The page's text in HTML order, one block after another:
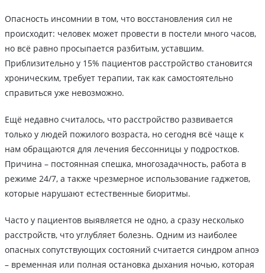
Опасность инсомнии в том, что восстановления сил не
происходит: человек может провести в постели много часов,
но всё равно просыпается разбитым, уставшим.
Приблизительно у 15% пациентов расстройство становится
хроническим, требует терапии, так как самостоятельно
справиться уже невозможно.
Ещё недавно считалось, что расстройство развивается
только у людей пожилого возраста, но сегодня всё чаще к
нам обращаются для лечения бессонницы у подростков.
Причина – постоянная спешка, многозадачность, работа в
режиме 24/7, а также чрезмерное использование гаджетов,
которые нарушают естественные биоритмы.
Часто у пациентов выявляется не одно, а сразу несколько
расстройств, что углубляет болезнь. Одним из наиболее
опасных сопутствующих состояний считается синдром апноэ
– временная или полная остановка дыхания ночью, которая